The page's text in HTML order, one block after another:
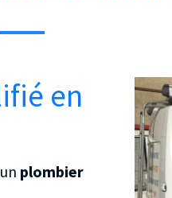
en
plombier